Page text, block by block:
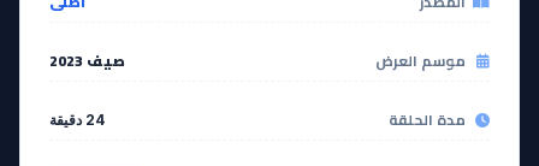
موسم العرض صيف 2023
مدة الحلقة 24 دقيقة